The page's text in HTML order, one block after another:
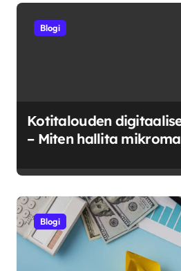
Blogi
Kotitalouden
– Miten hallita
Blogi